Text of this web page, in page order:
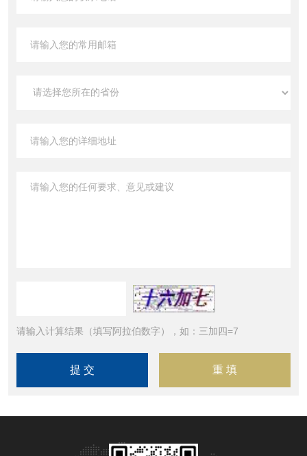
请输入计算结果（填写阿拉伯数字），如：三加四=7